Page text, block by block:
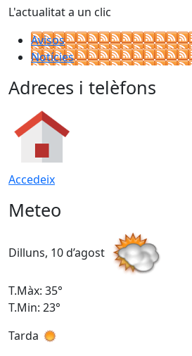
L'actualitat a un clic
Avisos
Notícies
Adreces i telèfons
Accedeix
Meteo
Dilluns, 10 d’agost
T.Màx: 35°
T.Min: 23°
Tarda